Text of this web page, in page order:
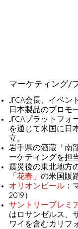
マーケティング/
JFCA会長、イベン
日本製品のプロモ
JFCAプラットフォ
を通じて米国に日
立。
岩手県の酒蔵「南
ーケティングを担
震災後の東北地方
「花春」の米国販
オリオンビール ：
2019）
サントリープレミ
はロサンゼルス、
ワイを含むカリフ